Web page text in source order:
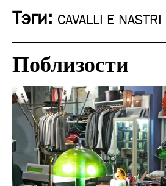
Тэги: CAVALLI E NASTRI
Поблизости